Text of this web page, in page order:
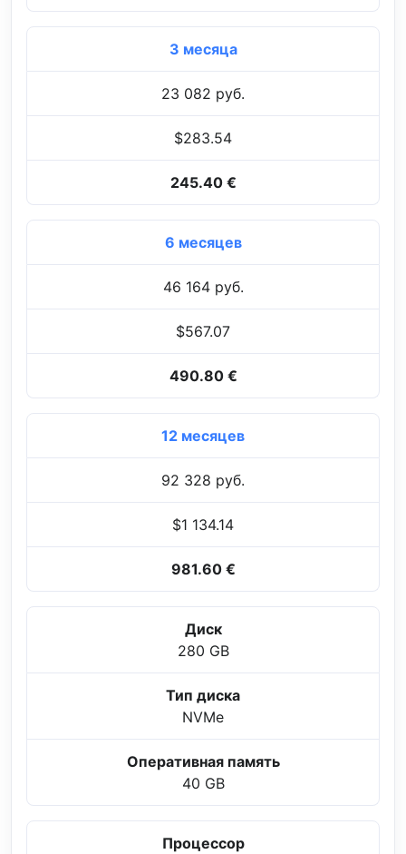
3 месяца
23 082 руб.
$283.54
245.40 €
6 месяцев
46 164 руб.
$567.07
490.80 €
12 месяцев
92 328 руб.
$1 134.14
981.60 €
Диск
280 GB
Тип диска
NVMe
Оперативная память
40 GB
Процессор